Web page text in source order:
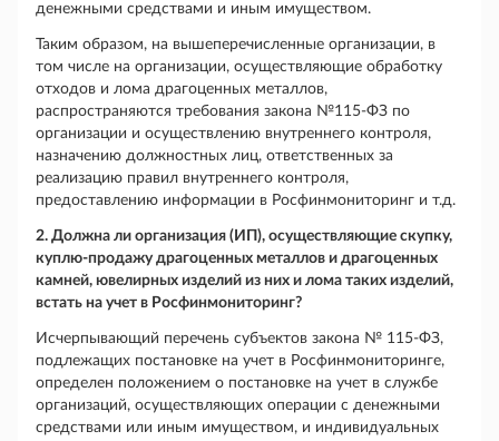
денежными средствами и иным имуществом.
Таким образом, на вышеперечисленные организации, в
том числе на организации, осуществляющие обработку
отходов и лома драгоценных металлов,
распространяются требования закона №115-ФЗ по
организации и осуществлению внутреннего контроля,
назначению должностных лиц, ответственных за
реализацию правил внутреннего контроля,
предоставлению информации в Росфинмониторинг и т.д.
2. Должна ли организация (ИП), осуществляющие скупку,
куплю-продажу драгоценных металлов и драгоценных
камней, ювелирных изделий из них и лома таких изделий,
встать на учет в Росфинмониторинг?
Исчерпывающий перечень субъектов закона № 115-ФЗ,
подлежащих постановке на учет в Росфинмониторинге,
определен положением о постановке на учет в службе
организаций, осуществляющих операции с денежными
средствами или иным имуществом, и индивидуальных